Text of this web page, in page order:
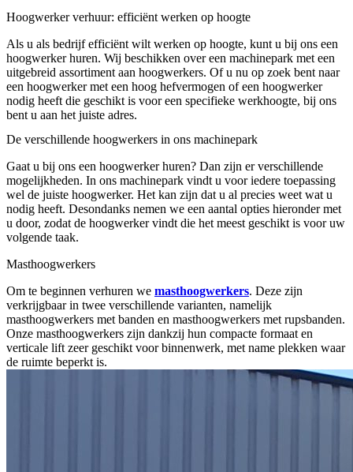
Hoogwerker verhuur: efficiënt werken op hoogte
Als u als bedrijf efficiënt wilt werken op hoogte, kunt u bij ons een
hoogwerker huren. Wij beschikken over een machinepark met een
uitgebreid assortiment aan hoogwerkers. Of u nu op zoek bent naar
een hoogwerker met een hoog hefvermogen of een hoogwerker
nodig heeft die geschikt is voor een specifieke werkhoogte, bij ons
bent u aan het juiste adres.
De verschillende hoogwerkers in ons machinepark
Gaat u bij ons een hoogwerker huren? Dan zijn er verschillende
mogelijkheden. In ons machinepark vindt u voor iedere toepassing
wel de juiste hoogwerker. Het kan zijn dat u al precies weet wat u
nodig heeft. Desondanks nemen we een aantal opties hieronder met
u door, zodat de hoogwerker vindt die het meest geschikt is voor uw
volgende taak.
Masthoogwerkers
Om te beginnen verhuren we masthoogwerkers. Deze zijn
verkrijgbaar in twee verschillende varianten, namelijk
masthoogwerkers met banden en masthoogwerkers met rupsbanden.
Onze masthoogwerkers zijn dankzij hun compacte formaat en
verticale lift zeer geschikt voor binnenwerk, met name plekken waar
de ruimte beperkt is.